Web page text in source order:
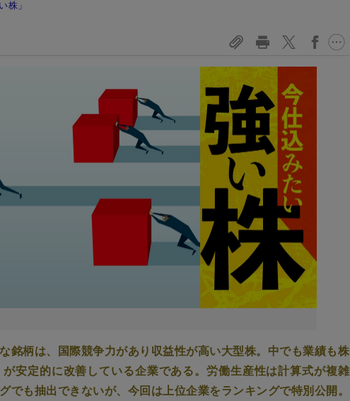
株」
銘柄は、国際競争力があり収益性が高い大型株。中でも業績も株
安定的に改善している企業である。労働生産性は計算式が複雑
でも抽出できないが、今回は上位企業をランキングで特別公開。